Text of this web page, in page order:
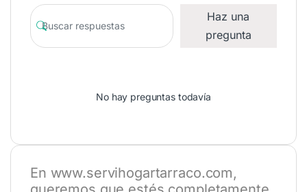
Haz una
pregunta
No hay preguntas todavía
En www.servihogartarraco.com,